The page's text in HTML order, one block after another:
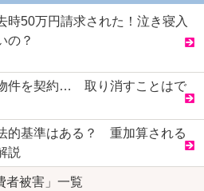
時50万円請求された！泣き寝入
の？
件を契約… 取り消すことはで
的基準はある？ 重加算される
説
者被害」一覧